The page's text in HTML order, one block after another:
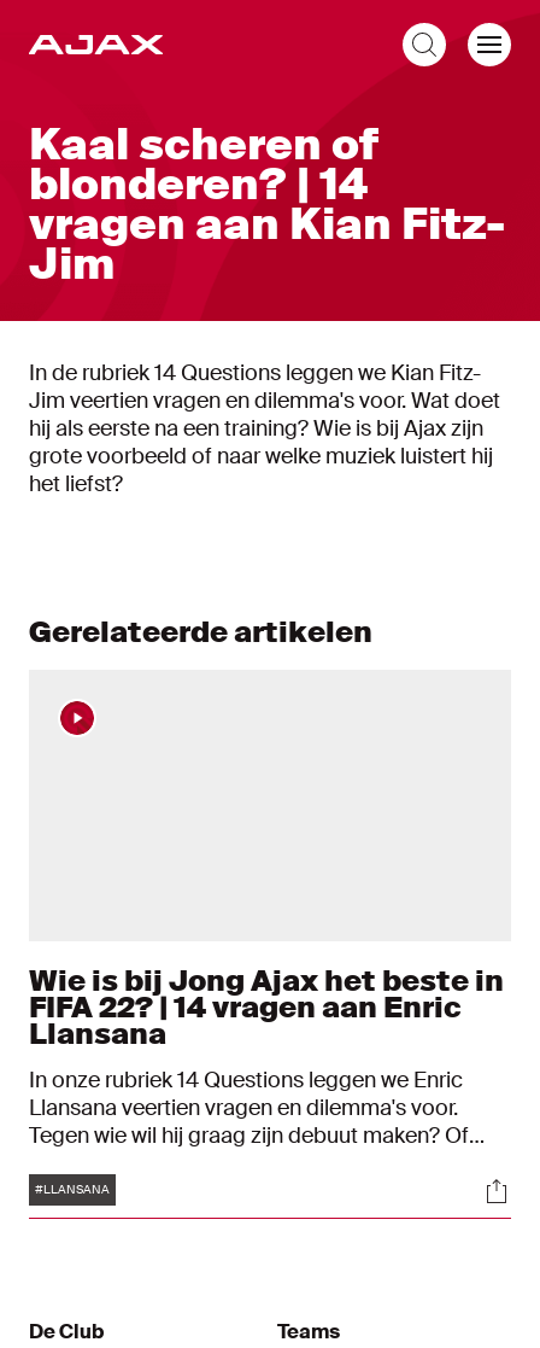
Kaal scheren of
blonderen? | 14
vragen aan Kian Fitz-
Jim
In de rubriek 14 Questions leggen we Kian Fitz-
Jim veertien vragen en dilemma's voor. Wat doet
hij als eerste na een training? Wie is bij Ajax zijn
grote voorbeeld of naar welke muziek luistert hij
het liefst?
Gerelateerde artikelen
Wie is bij Jong Ajax het beste in
FIFA 22? | 14 vragen aan Enric
Llansana
In onze rubriek 14 Questions leggen we Enric
Llansana veertien vragen en dilemma's voor.
Tegen wie wil hij graag zijn debuut maken? Of
Tags
#LLANSANA
De Club
Teams